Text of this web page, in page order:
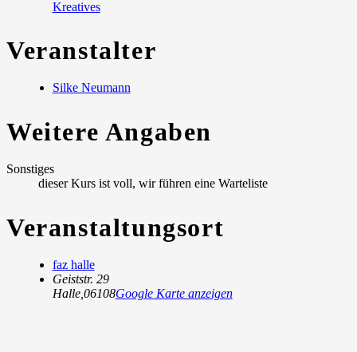
Kreatives
Veranstalter
Silke Neumann
Weitere Angaben
Sonstiges
dieser Kurs ist voll, wir führen eine Warteliste
Veranstaltungsort
faz halle
Geiststr. 29
Halle, 06108Google Karte anzeigen